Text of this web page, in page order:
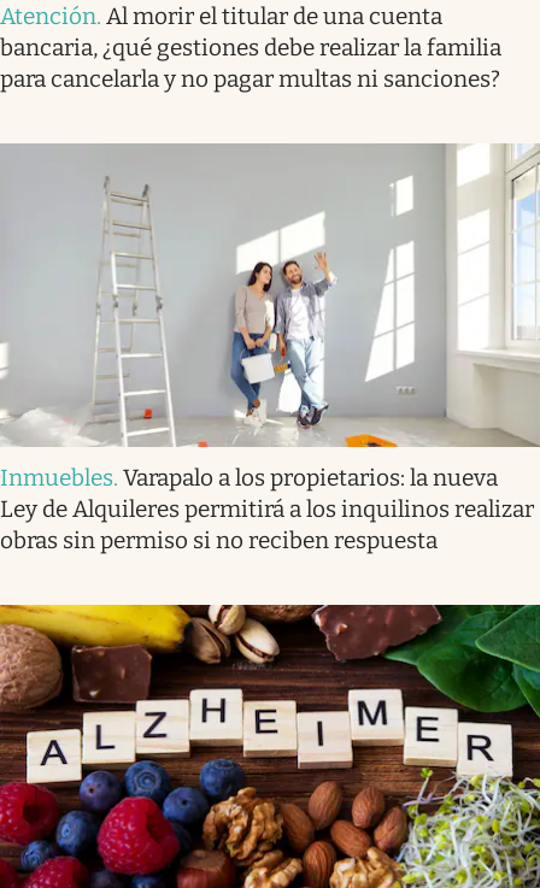
Atención. Al morir el titular de una cuenta
bancaria, ¿qué gestiones debe realizar la familia
para cancelarla y no pagar multas ni sanciones?
Inmuebles. Varapalo a los propietarios: la nueva
Ley de Alquileres permitirá a los inquilinos realizar
obras sin permiso si no reciben respuesta